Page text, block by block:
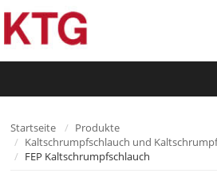
Startseite
Produkte
Kaltschrumpfschlauch und
FEP Kaltschrumpfschlauch